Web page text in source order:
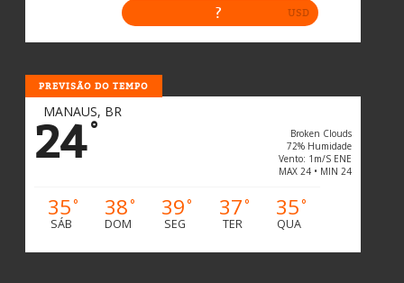
PREVISÃO DO TEMPO
MANAUS, BR
24°
Broken Clouds
72% Humidade
Vento: 1m/s ENE
MAX 24 • MIN 24
35°
SÁB
38°
DOM
39°
SEG
37°
TER
35°
QUA